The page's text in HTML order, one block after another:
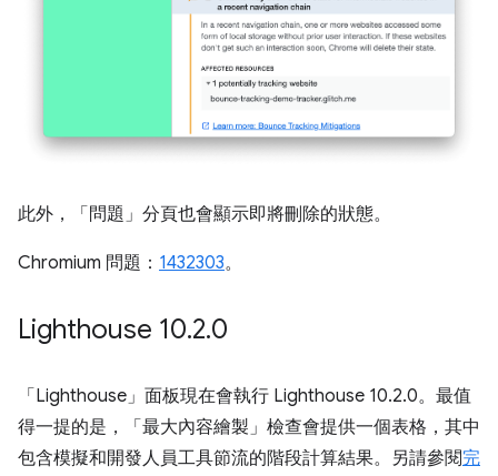
此外，「問題」 分頁也會顯示即將刪除的狀態。
Chromium 問題： 1432303。
Lighthouse 10.2.0
「Lighthouse」 面板現在會執行 Lighthouse 10.2.0。最值
得一提的是，「最大內容繪製」 檢查會提供一個表格，其中
包含模擬和開發人員工具節流的階段計算結果。另請參閱完